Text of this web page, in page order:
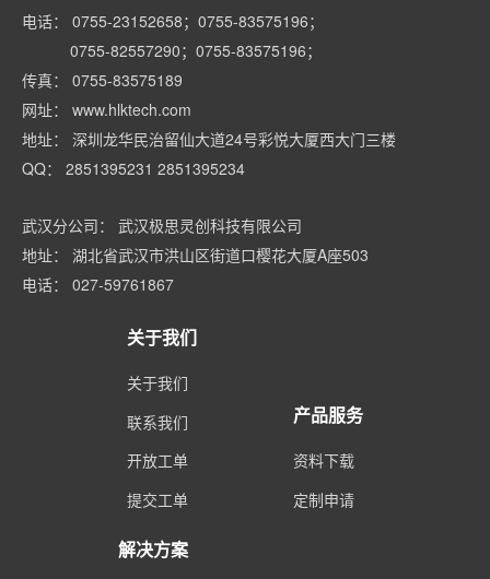
电话： 0755-23152658；0755-83575196；
0755-82557290；0755-83575196；
传真： 0755-83575189
网址： www.hlktech.com
地址： 深圳龙华民治留仙大道24号彩悦大厦西大门三楼
QQ： 2851395231 2851395234
武汉分公司： 武汉极思灵创科技有限公司
地址： 湖北省武汉市洪山区街道口樱花大厦A座503
电话： 027-59761867
关于我们
关于我们
联系我们
开放工单
提交工单
产品服务
资料下载
定制申请
解决方案